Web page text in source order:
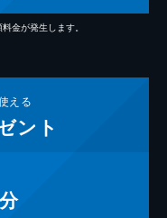
金が発生します。
える
ント